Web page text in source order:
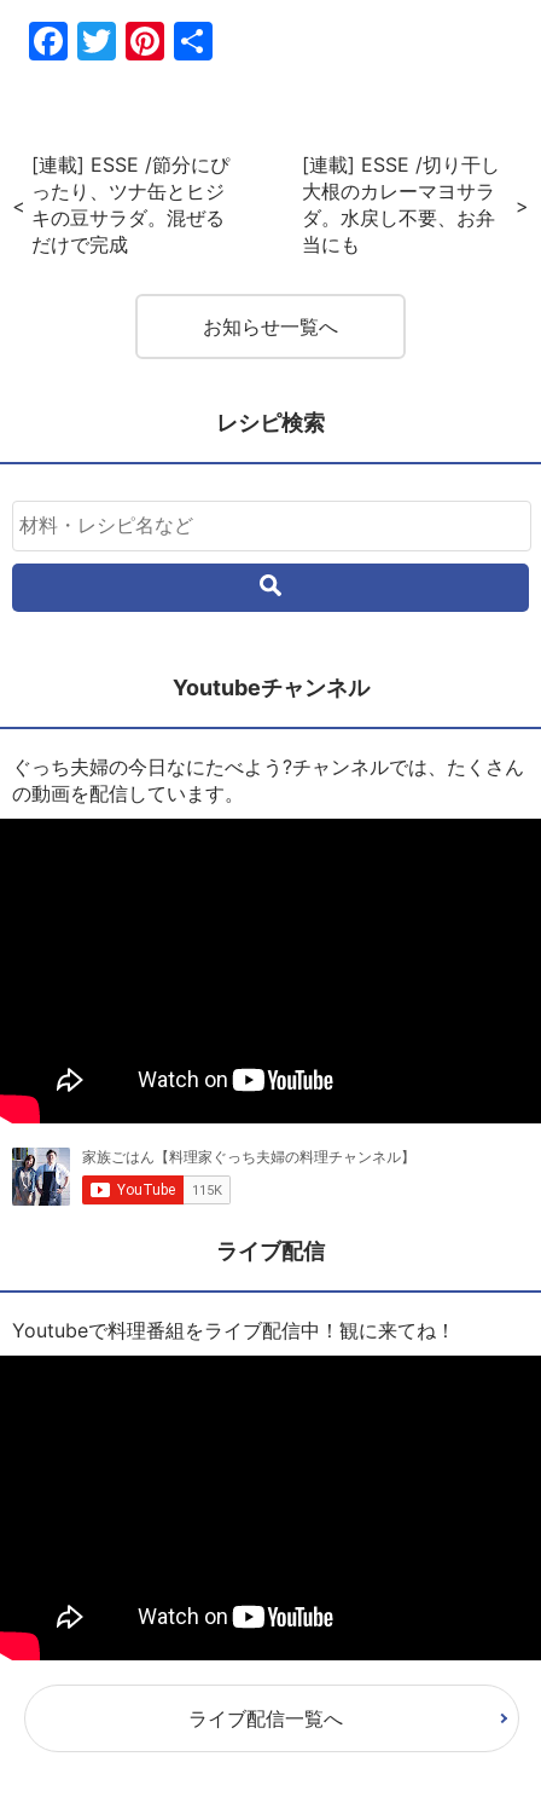
Fac
Twi
Pin
[連載] ESSE /節分にぴ
ったり、ツナ缶とヒジ
キの豆サラダ。混ぜる
だけで完成
[連載] ESSE /切り干し
大根のカレーマヨサラ
ダ。水戻し不要、お弁
当にも
お知らせ一覧へ
レシピ検索
Youtubeチャンネル
ぐっち夫婦の今日なにたべよう?チャンネルでは、たくさん
の動画を配信しています。
ライブ配信
Youtubeで料理番組をライブ配信中！観に来てね！
ライブ配信一覧へ